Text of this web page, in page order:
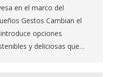
en el marco del
Gestos Cambian el
opciones
y deliciosas que…